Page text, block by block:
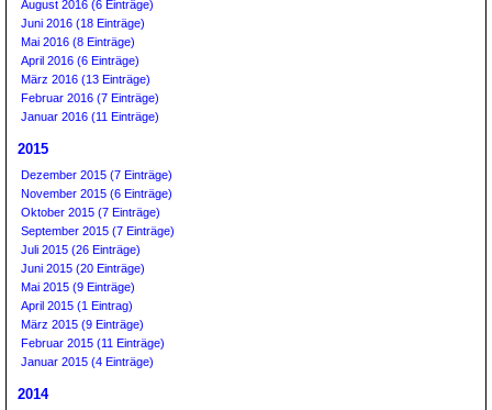
August 2016 (6 Einträge)
Juni 2016 (18 Einträge)
Mai 2016 (8 Einträge)
April 2016 (6 Einträge)
März 2016 (13 Einträge)
Februar 2016 (7 Einträge)
Januar 2016 (11 Einträge)
2015
Dezember 2015 (7 Einträge)
November 2015 (6 Einträge)
Oktober 2015 (7 Einträge)
September 2015 (7 Einträge)
Juli 2015 (26 Einträge)
Juni 2015 (20 Einträge)
Mai 2015 (9 Einträge)
April 2015 (1 Eintrag)
März 2015 (9 Einträge)
Februar 2015 (11 Einträge)
Januar 2015 (4 Einträge)
2014